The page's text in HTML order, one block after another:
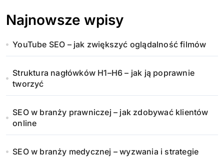
Najnowsze wpisy
YouTube SEO – jak zwiększyć oglądalność filmów
Struktura nagłówków H1–H6 – jak ją poprawnie
tworzyć
SEO w branży prawniczej – jak zdobywać klientów
online
SEO w branży medycznej – wyzwania i strategie